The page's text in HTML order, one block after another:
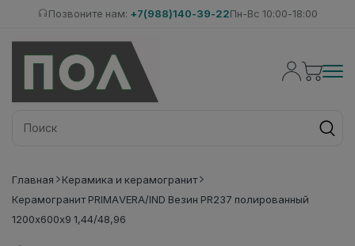
Позвоните нам: +7(988)140-39-22Пн-Вс 10:00-18:00
Главная
Керамика и керамогранит
Керамогранит PRIMAVERA/IND Везин PR237 полированный
1200х600х9 1,44/48,96